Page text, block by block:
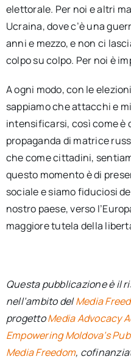
elettorale. Per noi e altri
Ucraina, dove c’è una
anni e mezzo, e non ci
colpo su colpo. Per noi è
A ogni modo, con le
sappiamo che attacchi e
intensificarsi, così come
propaganda di matrice
che come cittadini,
questo momento è di
sociale e siamo fiduciosi
nostro paese, verso
maggiore tutela della
Questa pubblicazione è il
nell’ambito delMedia
progettoMedia Advocacy
Empowering Moldova’s
Media Freedom,